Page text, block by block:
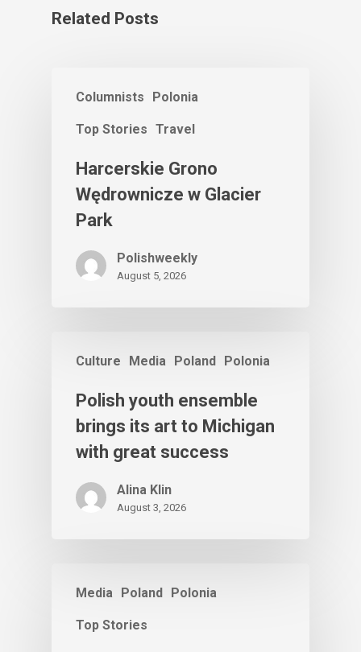
Related Posts
Columnists Polonia
Top Stories Travel
Harcerskie Grono
Wędrownicze w Glacier
Park
Polishweekly
August 5, 2026
Culture Media Poland Polonia
Polish youth ensemble
brings its art to Michigan
with great success
Alina Klin
August 3, 2026
Media Poland Polonia
Top Stories